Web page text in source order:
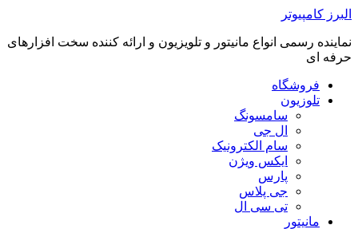
رفتن
محتوا
البرز کامپیوتر
نماینده رسمی انواع مانیتور و تلویزیون و ارائه کننده سخت افزارهای
حرفه ای
فروشگاه
تلوزیون
سامسونگ
ال جی
سام الکترونیک
ایکس ویژن
پارس
جی پلاس
تی سی ال
مانیتور